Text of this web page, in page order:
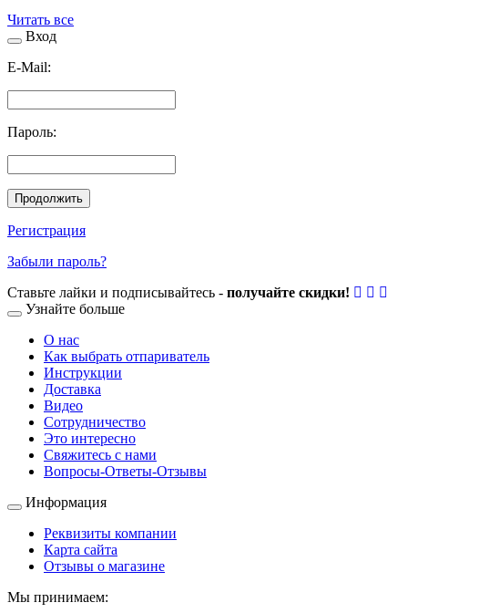
Читать все
Вход
E-Mail:
Пароль:
Продолжить
Регистрация
Забыли пароль?
Ставьте лайки и подписывайтесь - получайте скидки!
Узнайте больше
О нас
Как выбрать отпариватель
Инструкции
Доставка
Видео
Сотрудничество
Это интересно
Свяжитесь с нами
Вопросы-Ответы-Отзывы
Информация
Реквизиты компании
Карта сайта
Отзывы о магазине
Мы принимаем: